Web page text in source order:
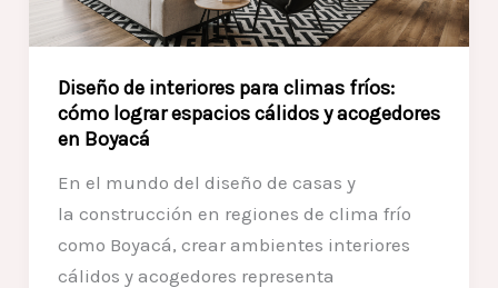
construcción
Diseño de interiores para climas fríos:
cómo lograr espacios cálidos y acogedores
en Boyacá
En el mundo del diseño de casas y
la construcción en regiones de clima frío
como Boyacá, crear ambientes interiores
cálidos y acogedores representa